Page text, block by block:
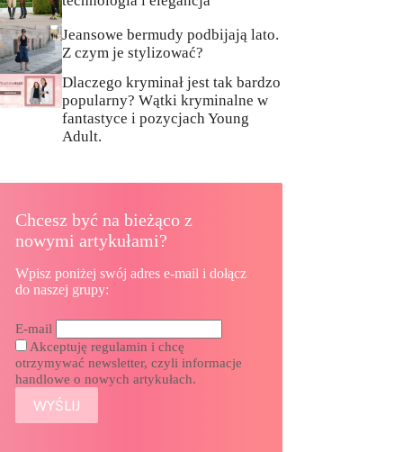
Jeansowe bermudy podbijają lato.
Z czym je stylizować?
Dlaczego kryminał jest tak bardzo
popularny? Wątki kryminalne w
fantastyce i pozycjach Young
Adult.
Chcesz być na bieżąco z
nowymi artykułami?
Wpisz poniżej swój adres e-mail i dołącz
do naszej grupy:
E-mail
Akceptuję regulamin i chcę
otrzymywać newsletter, czyli informacje
handlowe o nowych artykułach.